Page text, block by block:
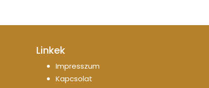
Linkek
Impresszum
Kapcsolat